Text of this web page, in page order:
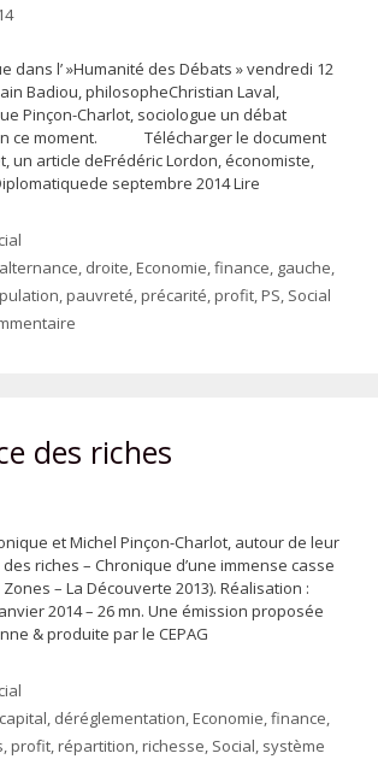
dans l’ »Humanité des Débats » vendredi 12
Badiou, philosopheChristian Laval,
Pinçon-Charlot, sociologue un débat
ce moment. Télécharger le document
un article deFrédéric Lordon, économiste,
septembre 2014 Lire
alternance, droite,Economie,finance, gauche,
,pauvreté,précarité,profit,PS, Social
des riches
et Michel Pinçon-Charlot, autour de leur
riches – Chronique d’une immense casse
– La Découverte 2013). Réalisation :
2014 – 26 mn. Une émission proposée
& produite par le CEPAG
capital, déréglementation,Economie,finance,
,profit,répartition,richesse, Social, système